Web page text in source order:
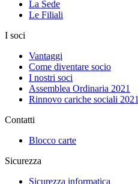
La Sede
Le Filiali
I soci
Vantaggi
Come diventare socio
I nostri soci
Assemblea Ordinaria 2021
Rinnovo cariche sociali 2021
Contatti
Blocco carte
Sicurezza
Sicurezza informatica